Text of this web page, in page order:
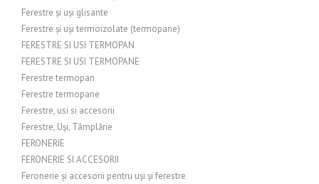
Ferestre și uși glisante
Ferestre și uși termoizolate (termopane)
FERESTRE SI USI TERMOPAN
FERESTRE SI USI TERMOPANE
Ferestre termopan
Ferestre termopane
Ferestre, usi si accesorii
Ferestre, Uși, Tâmplărie
FERONERIE
FERONERIE SI ACCESORII
Feronerie și accesorii pentru uși și ferestre